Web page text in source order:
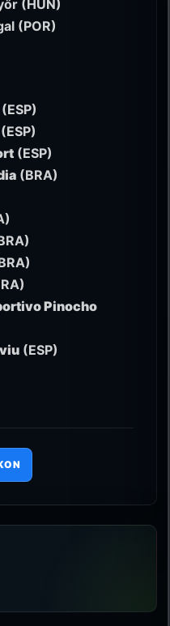
(HUN)
(POR)
(ESP)
(ESP)
(ESP)
(BRA)
Pinocho
(ESP)